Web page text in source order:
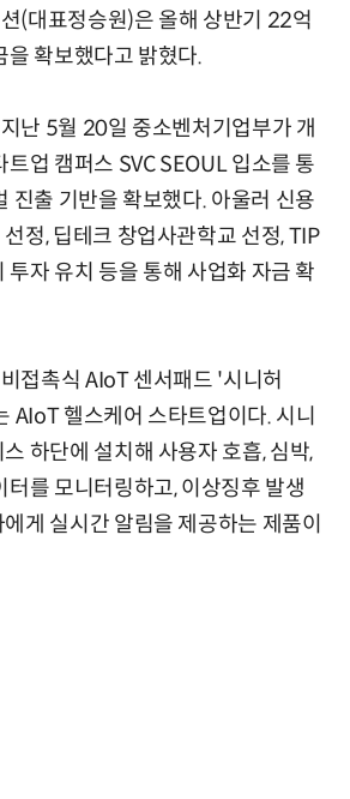
(대표정승원)은 올해 상반기 22억
을 확보했다고 밝혔다.
난 5월 20일 중소벤처기업부가 개
트업 캠퍼스 SVC SEOUL 입소를 통
진출 기반을 확보했다. 아울러 신용
정, 딥테크 창업사관학교 선정, TIP
투자 유치 등을 통해 사업화 자금 확
접촉식 AIoT 센서패드 '시니허
AIoT 헬스케어 스타트업이다. 시니
하단에 설치해 사용자 호흡, 심박,
터를 모니터링하고, 이상징후 발생
게 실시간 알림을 제공하는 제품이